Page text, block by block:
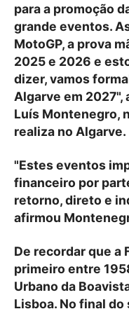
para a promoção
grande eventos.
MotoGP, a prova
2025 e 2026 e
dizer, vamos
Algarve em
Luís Montenegro,
realiza no Algarve.
"Estes eventos
financeiro por
retorno, direto e
afirmou
De recordar que a
primeiro entre
Urbano da
Lisboa. No final